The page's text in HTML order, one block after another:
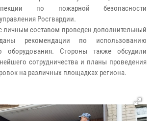
по пожарной безопасности
Росгвардии.
личным составом проведен дополнительный
рекомендации по использованию
оборудования. Стороны также обсудили
сотрудничества и планы проведения
на различных площадках региона.